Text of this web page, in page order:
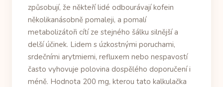
způsobují, že někteří lidé odbourávají kofein
několikanásobně pomaleji, a pomalí
metabolizátoři cítí ze stejného šálku silnější a
delší účinek. Lidem s úzkostnými poruchami,
srdečními arytmiemi, refluxem nebo nespavostí
často vyhovuje polovina dospělého doporučení i
méně. Hodnota 200 mg, kterou tato kalkulačka